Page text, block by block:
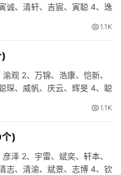
诚、清轩、吉宸、寅聪 4、逸
1.1K
)
观 2、万锦、浩康、恺新、
琛、威帆、庆云、辉旻 4、聪
1.1K
)
泽 2、宇雷、斌奕、轩本、
志、清渝、斌景、志博 4、钦